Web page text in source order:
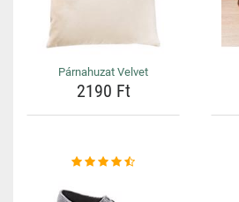
Párnahuzat Velvet
2190 Ft